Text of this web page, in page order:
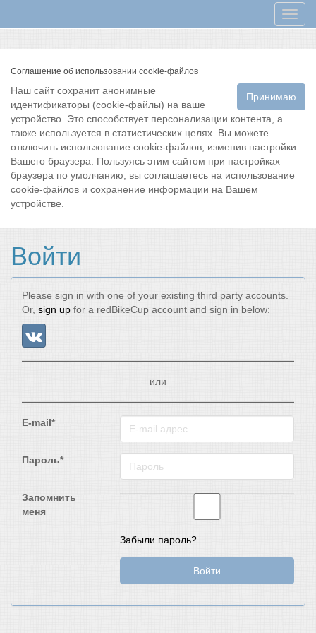
Меню
Соглашение об использовании cookie-файлов
Принимаю
Наш сайт сохранит анонимные
идентификаторы (cookie-файлы) на ваше
устройство. Это способствует персонализации контента, а
также используется в статистических целях. Вы можете
отключить использование cookie-файлов, изменив настройки
Вашего браузера. Пользуясь этим сайтом при настройках
браузера по умолчанию, вы соглашаетесь на использование
cookie-файлов и сохранение информации на Вашем
устройстве.
Войти
Please sign in with one of your existing third party accounts.
Or, sign up for a redBikeCup account and sign in below:
или
E-mail*
Пароль*
Запомнить
меня
Забыли пароль?
Войти